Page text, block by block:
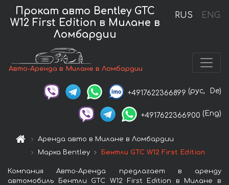
RUS ENG
Прокат авто Bentley GTC
W12 First Edition в Милане в
Ломбардии
Авто-Аренда в Милане в Ломбардии
+4917622366899 (рус, De)
+4917622366900 (Eng)
Аренда авто в Милане в Ломбардии
Марка Bentley
Бентли GTC W12 First Edition
Компания Авто-Аренда предлагает в аренду
автомобиль Бентли GTC W12 First Edition в Милане в